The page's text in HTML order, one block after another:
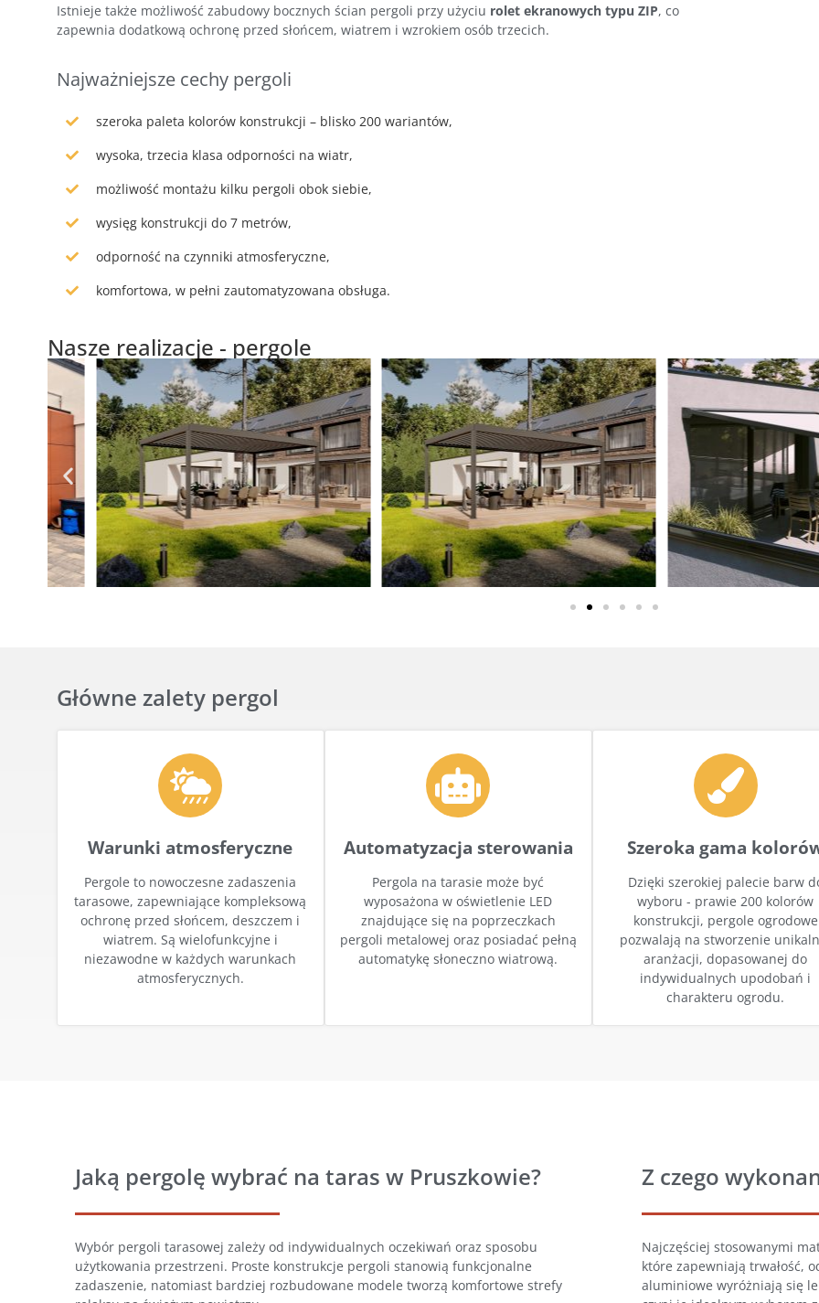
Istnieje także możliwość zabudowy bocznych ścian pergoli przy użyciu rolet ekranowych typu ZIP, co
zapewnia dodatkową ochronę przed słońcem, wiatrem i wzrokiem osób trzecich.
Najważniejsze cechy pergoli
szeroka paleta kolorów konstrukcji – blisko 200 wariantów,
wysoka, trzecia klasa odporności na wiatr,
możliwość montażu kilku pergoli obok siebie,
wysięg konstrukcji do 7 metrów,
odporność na czynniki atmosferyczne,
komfortowa, w pełni zautomatyzowana obsługa.
Nasze realizacje - pergole
Warunki atmosferyczne
Pergole to nowoczesne zadaszenia
tarasowe, zapewniające kompleksową
ochronę przed słońcem, deszczem i
wiatrem. Są wielofunkcyjne i
niezawodne w każdych warunkach
atmosferycznych.
Automatyzacja sterowania
Pergola na tarasie może być
wyposażona w oświetlenie LED
znajdujące się na poprzeczkach
pergoli metalowej oraz posiadać pełną
automatykę słoneczno wiatrową.
Szeroka gama
Dzięki szerokiej palecie barw
wyboru - prawie 200 kolorów
konstrukcji, pergole ogrodowe
pozwalają na stworzenie
aranżacji, dopasowanej do
indywidualnych upodobań i
charakteru ogrodu.
Główne zalety pergol
Jaką pergolę wybrać na taras w Pruszkowie?
Wybór pergoli tarasowej zależy od indywidualnych oczekiwań oraz sposobu
użytkowania przestrzeni. Proste konstrukcje pergoli stanowią funkcjonalne
zadaszenie, natomiast bardziej rozbudowane modele tworzą komfortowe strefy
Z czego
Najczęściej stosowanymi
które zapewniają trwałość,
aluminiowe wyróżniają się